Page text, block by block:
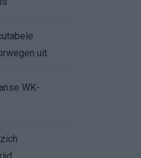
uit
WK-